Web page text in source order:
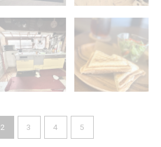
真田庵 庫裏編 カフェ キミデル
2 3 4 5